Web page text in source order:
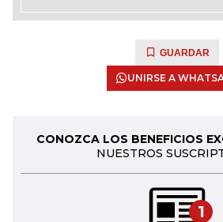
GUARDAR
UNIRSE A
CONOZCA LOS BENEFICIOS
NUESTROS
1